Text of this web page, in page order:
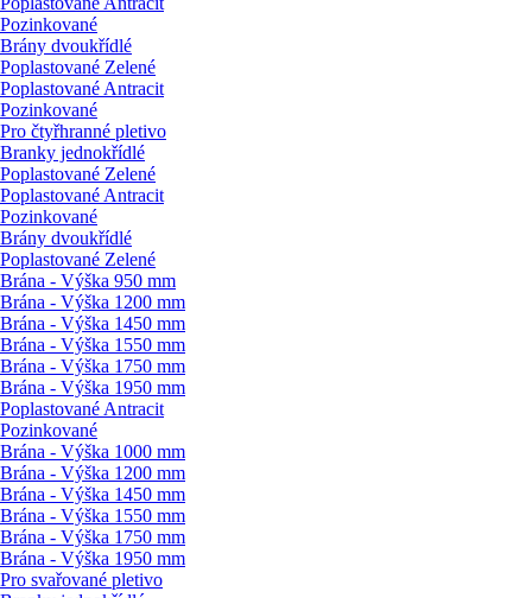
Pozinkované
Brány dvoukřídlé
Poplastované Zelené
Poplastované Antracit
Pozinkované
Pro čtyřhranné pletivo
Branky jednokřídlé
Poplastované Zelené
Poplastované Antracit
Pozinkované
Brány dvoukřídlé
Poplastované Zelené
Brána - Výška 950 mm
Brána - Výška 1200 mm
Brána - Výška 1450 mm
Brána - Výška 1550 mm
Brána - Výška 1750 mm
Brána - Výška 1950 mm
Poplastované Antracit
Pozinkované
Brána - Výška 1000 mm
Brána - Výška 1200 mm
Brána - Výška 1450 mm
Brána - Výška 1550 mm
Brána - Výška 1750 mm
Brána - Výška 1950 mm
Pro svařované pletivo